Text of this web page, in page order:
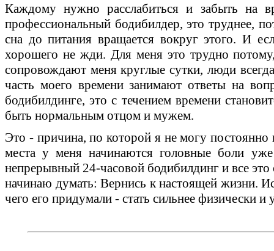
Каждому нужно расслабиться и забыть на
профессиональный бодибилдер, это труднее,
сна до питания вращается вокруг этого. И
хорошего не жди. Для меня это трудно
сопровождают меня круглые сутки, люди
часть моего времени занимают ответы на
бодибилдинге, это с течением времени
быть нормальным отцом и мужем.
Это - причина, по которой я не могу
места у меня начинаются головные боли
непрерывный 24-часовой бодибилдинг и все это
начинаю думать: Вернись к настоящей жизни.
чего его придумали - стать сильнее физически и